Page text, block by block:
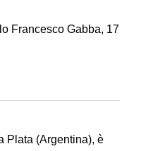
Francesco Gabba, 17
Plata (Argentina), è